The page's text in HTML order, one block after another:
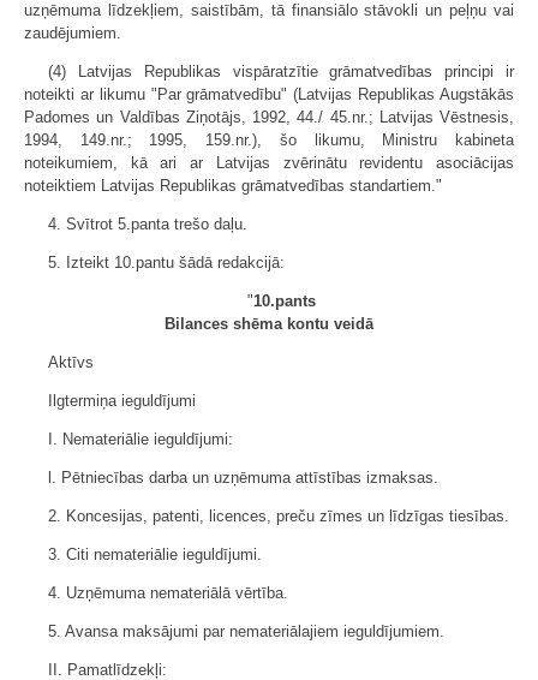
uzņēmuma līdzekļiem, saistībām, tā finansiālo stāvokli un peļņu vai
zaudējumiem.
(4) Latvijas Republikas vispāratzītie grāmatvedības principi ir
noteikti ar likumu "Par grāmatvedību" (Latvijas Republikas Augstākās
Padomes un Valdības Ziņotājs, 1992, 44./ 45.nr.; Latvijas Vēstnesis,
1994, 149.nr.; 1995, 159.nr.), šo likumu, Ministru kabineta
noteikumiem, kā ari ar Latvijas zvērinātu revidentu asociācijas
noteiktiem Latvijas Republikas grāmatvedības standartiem."
4. Svītrot 5.panta trešo daļu.
5. Izteikt 10.pantu šādā redakcijā:
"10.pants
Bilances shēma kontu veidā
Aktīvs
Ilgtermiņa ieguldījumi
I. Nemateriālie ieguldījumi:
l. Pētniecības darba un uzņēmuma attīstības izmaksas.
2. Koncesijas, patenti, licences, preču zīmes un līdzīgas tiesības.
3. Citi nemateriālie ieguldījumi.
4. Uzņēmuma nemateriālā vērtība.
5. Avansa maksājumi par nemateriālajiem ieguldījumiem.
II. Pamatlīdzekļi: